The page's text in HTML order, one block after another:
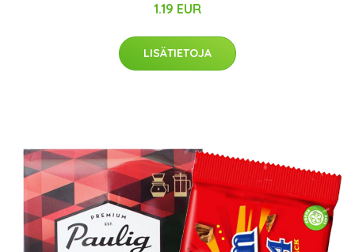
1.19 EUR
LISÄTIETOJA